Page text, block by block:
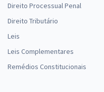
Direito Processual Penal
Direito Tributário
Leis
Leis Complementares
Remédios Constitucionais